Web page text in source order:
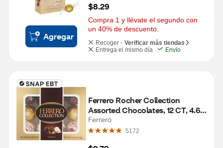
Agregar
$8.29
Compra 1 y llévate el segundo con
un 40% de descuento.
Recoger - Verificar más tiendas
Entrega el mismo día
Envío
Ferrero Rocher Collection
Assorted Chocolates, 12 CT, 4.6
OZ
Ferrero
5172